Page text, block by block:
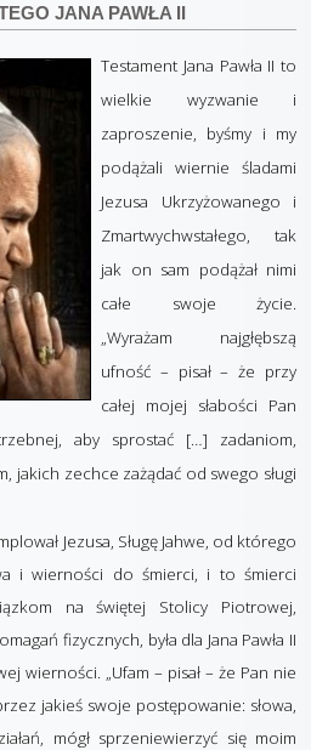
JANA PAWŁA II
Testament Jana Pawła II to
wielkie wyzwanie i
zaproszenie, byśmy i my
podążali wiernie śladami
Jezusa Ukrzyżowanego i
Zmartwychwstałego, tak
jak on sam podążał nimi
całe swoje życie.
„Wyrażam najgłębszą
ufność – pisał – że przy
całej mojej słabości Pan
aby sprostać […] zadaniom,
jakich zechce zażądać od swego sługi
Jezusa, Sługę Jahwe, od którego
i wierności do śmierci, i to śmierci
na świętej Stolicy Piotrowej,
fizycznych, była dla Jana Pawła II
wierności. „Ufam – pisał – że Pan nie
jakieś swoje postępowanie: słowa,
mógł sprzeniewierzyć się moim